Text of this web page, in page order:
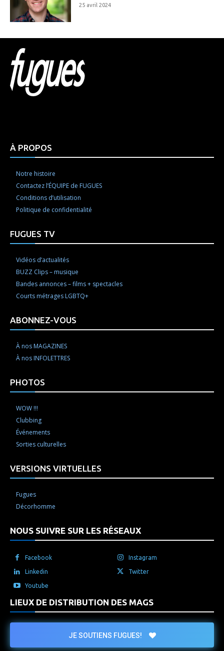
25 avril 2024
À PROPOS
Notre histoire
Contactez l’ÉQUIPE de FUGUES
Conditions d’utilisation
Politique de confidentialité
FUGUES TV
Vidéos d’actualités
BUZZ Clips – musique
Bandes annonces – films + spectacles
Courts métrages LGBTQ+
ABONNEZ-VOUS
À nos MAGAZINES
À nos INFOLETTRES
PHOTOS
WOW !!!
Clubbing
Événements
Sorties culturelles
VERSIONS VIRTUELLES
Fugues
Décorhomme
NOUS SUIVRE SUR LES RÉSEAUX
Facebook Instagram
Linkedin Twitter
Youtube
LIEUX DE DISTRIBUTION DES MAGS
JE SOUTIENS FUGUES!